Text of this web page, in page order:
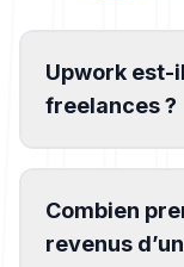
Upwork est-
freelances ?
Combien
revenus